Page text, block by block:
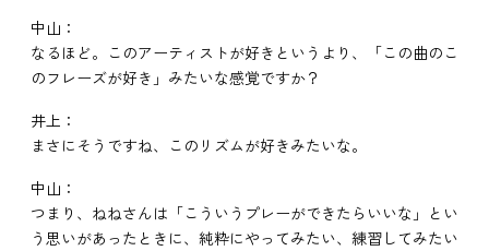
中山：
なるほど。このアーティストが好きというより、「この曲のこ
のフレーズが好き」みたいな感覚ですか？
井上：
まさにそうですね、このリズムが好きみたいな。
中山：
つまり、ねねさんは「こういうプレーができたらいいな」とい
う思いがあったときに、純粋にやってみたい、練習してみたい